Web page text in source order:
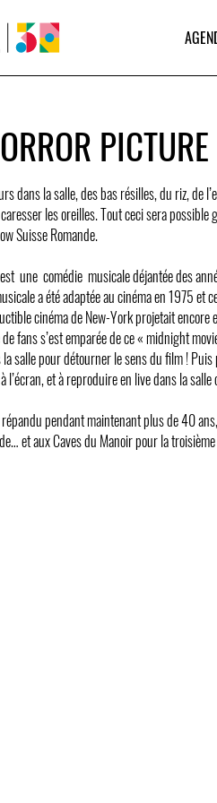
dans la salle, des bas résilles, du riz, de
les oreilles. Tout ceci sera
Suisse Romande.
une comédie musicale déjantée des
a été adaptée au cinéma en 1975 et
cinéma de New-York projetait encore
fans s’est emparée de ce « midnight
salle pour détourner le sens du film !
l’écran, et à reproduire en live dans la salle
répandu pendant maintenant plus de 40
et aux Caves du Manoir pour la